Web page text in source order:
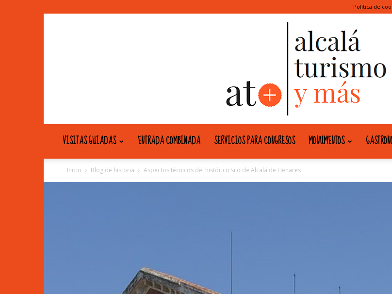
Política de
VISITAS GUIADAS ENTRADA COMBINADA SERVICIOS PARA CONGRESOS MONUMENTOS
Inicio Blog de historia Aspectos técnicos del histórico silo de Alcalá de Henares